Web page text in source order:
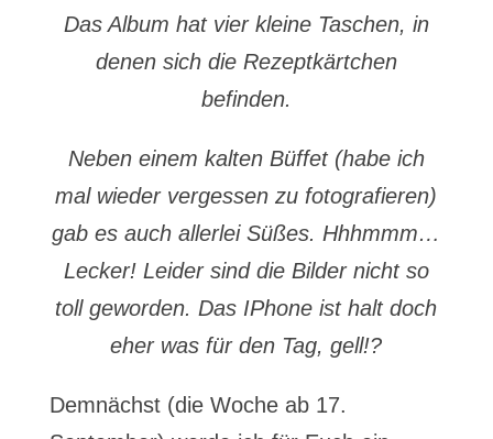
Das Album hat vier kleine Taschen, in
denen sich die Rezeptkärtchen
befinden.
Neben einem kalten Büffet (habe ich
mal wieder vergessen zu fotografieren)
gab es auch allerlei Süßes. Hhhmmm…
Lecker! Leider sind die Bilder nicht so
toll geworden. Das IPhone ist halt doch
eher was für den Tag, gell!?
Demnächst (die Woche ab 17.